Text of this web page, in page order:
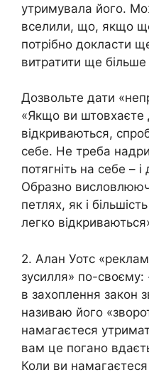
утримувала його.
вселили, що, якщо
потрібно докласти
витратити ще більше
Дозвольте дати
«Якщо ви штовхаєте
відкриваються,
себе. Не треба
потягніть на себе –
Образно
петлях, як і
легко
2. Алан Уотс
зусилля» по-
в захоплення закон
називаю його
намагаєтеся
вам це погано
Коли ви